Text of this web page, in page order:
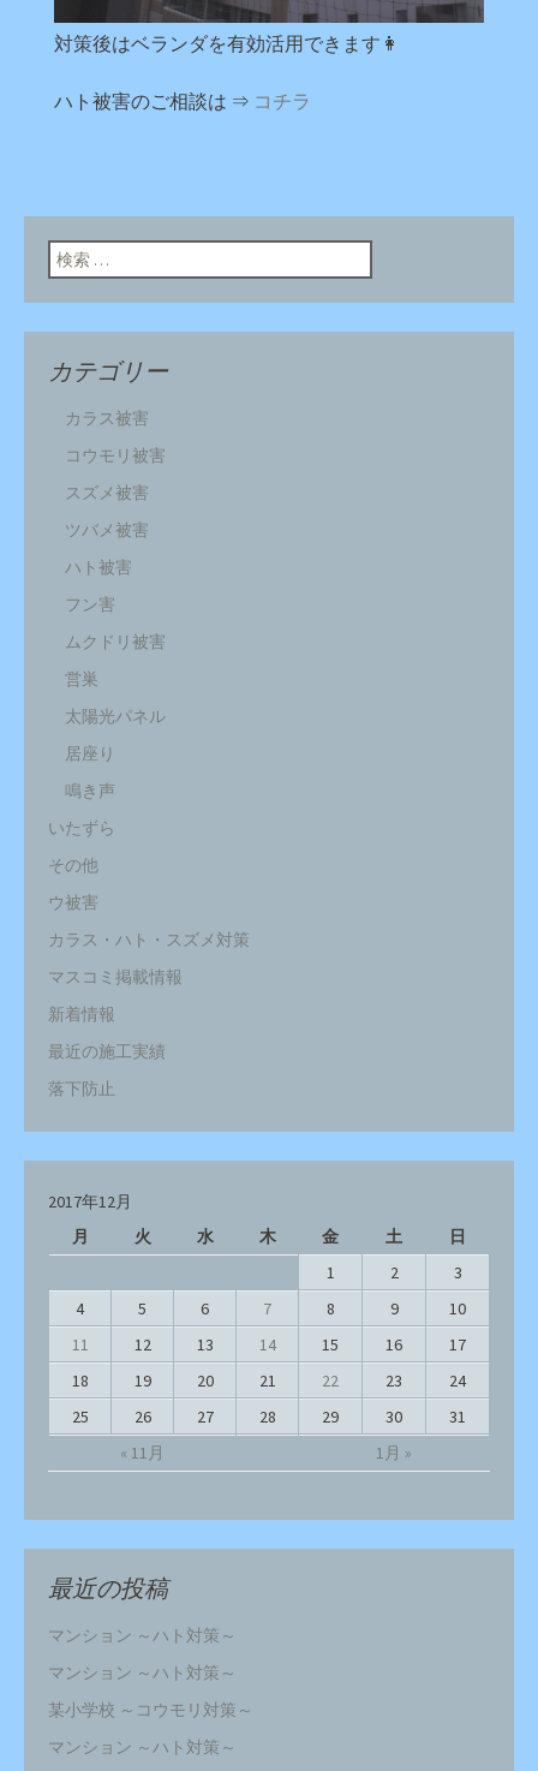
対策後はベランダを有効活用できます👩
ハト被害のご相談は ⇒ コチラ
検索:
カテゴリー
カラス被害
コウモリ被害
スズメ被害
ツバメ被害
ハト被害
フン害
ムクドリ被害
営巣
太陽光パネル
居座り
鳴き声
いたずら
その他
ウ被害
カラス・ハト・スズメ対策
マスコミ掲載情報
新着情報
最近の施工実績
落下防止
2017年12月
月
火 水 木 金 土 日
« 11月 1月 »
1 2
3
4
5 6 7 8 9
10
11
12 13 14 15 16
17
18
19 20 21 22 23
24
25
26 27 28 29 30 31
最近の投稿
マンション ～ハト対策～
マンション ～ハト対策～
某小学校 ～コウモリ対策～
マンション ～ハト対策～